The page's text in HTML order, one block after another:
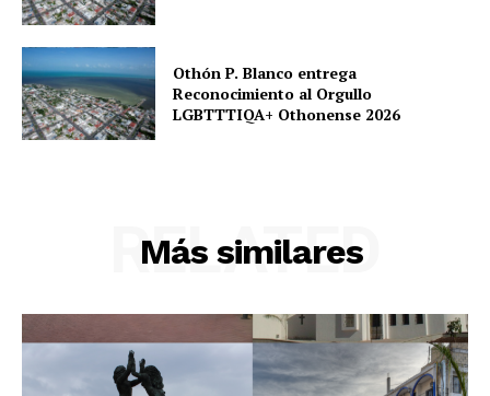
Othón P. Blanco entrega
Reconocimiento al Orgullo
LGBTTTIQA+ Othonense 2026
Más similares
RELATED